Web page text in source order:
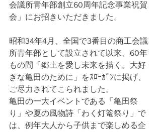
会議所青年部創立60周年記念事業祝賀
会」にお招きいただきました。
昭和34年4月、全国で3番目の商工会議
所青年部として設立されて以来、60年
もの間「郷土を愛し未来を描く。大好
きな亀田のために」をｽﾛｰｶﾞﾝに掲げ、
ご尽力されてこられました。
亀田の一大イベントである「亀田祭
り」や夏の風物詩「わく灯篭祭り」で
は、例年大人から子供まで楽しめる企